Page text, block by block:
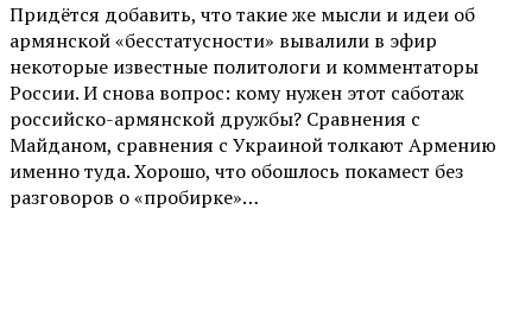
Придётся добавить, что такие же мысли и идеи об
армянской «бесстатусности» вывалили в эфир
некоторые известные политологи и комментаторы
России. И снова вопрос: кому нужен этот саботаж
российско-армянской дружбы? Сравнения с
Майданом, сравнения с Украиной толкают Армению
именно туда. Хорошо, что обошлось покамест без
разговоров о «пробирке»…